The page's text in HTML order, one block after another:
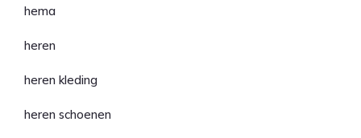
hema
heren
heren kleding
heren schoenen